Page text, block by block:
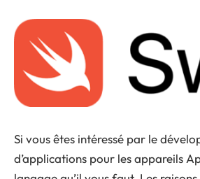
Si vous êtes intéressé par le
d’applications pour les appareils